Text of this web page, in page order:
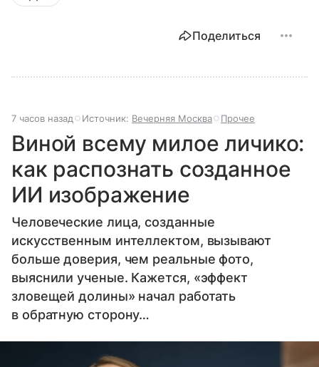
Поделиться
7 часов назад Источник: Вечерняя Москва Прочее
Виной всему милое личико:
как распознать созданное
ИИ изображение
Человеческие лица, созданные
искусственным интеллектом, вызывают
больше доверия, чем реальные фото,
выяснили ученые. Кажется, «эффект
зловещей долины» начал работать
в обратную сторону…